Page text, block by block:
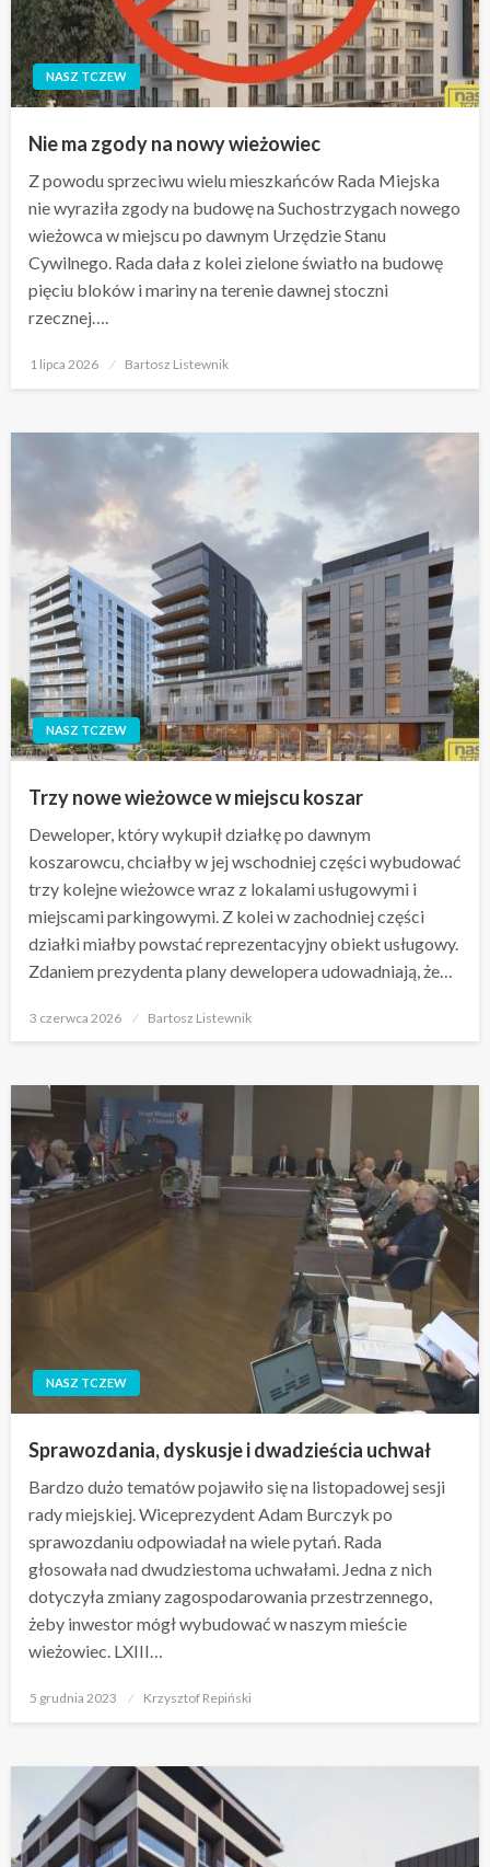
NASZ TCZEW
Nie ma zgody na nowy wieżowiec
Z powodu sprzeciwu wielu mieszkańców Rada Miejska
nie wyraziła zgody na budowę na Suchostrzygach nowego
wieżowca w miejscu po dawnym Urzędzie Stanu
Cywilnego. Rada dała z kolei zielone światło na budowę
pięciu bloków i mariny na terenie dawnej stoczni
rzecznej….
Opublikowane
1 lipca 2026 Bartosz Listewnik
NASZ TCZEW
Trzy nowe wieżowce w miejscu koszar
Deweloper, który wykupił działkę po dawnym
koszarowcu, chciałby w jej wschodniej części wybudować
trzy kolejne wieżowce wraz z lokalami usługowymi i
miejscami parkingowymi. Z kolei w zachodniej części
działki miałby powstać reprezentacyjny obiekt usługowy.
Zdaniem prezydenta plany dewelopera udowadniają, że…
Opublikowane
3 czerwca 2026 Bartosz Listewnik
NASZ TCZEW
Sprawozdania, dyskusje i dwadzieścia uchwał
Bardzo dużo tematów pojawiło się na listopadowej sesji
rady miejskiej. Wiceprezydent Adam Burczyk po
sprawozdaniu odpowiadał na wiele pytań. Rada
głosowała nad dwudziestoma uchwałami. Jedna z nich
dotyczyła zmiany zagospodarowania przestrzennego,
żeby inwestor mógł wybudować w naszym mieście
wieżowiec. LXIII…
Opublikowane
5 grudnia 2023 Krzysztof Repiński